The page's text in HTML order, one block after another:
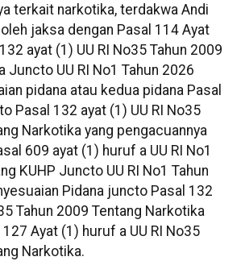
terkait narkotika, terdakwa Andi
jaksa dengan Pasal 114 Ayat
ayat (1) UU RI No35 Tahun 2009
Juncto UU RI No1 Tahun 2026
pidana atau kedua pidana Pasal
Pasal 132 ayat (1) UU RI No35
Narkotika yang pengacuannya
609 ayat (1) huruf a UU RI No1
KUHP Juncto UU RI No1 Tahun
Pidana juncto Pasal 132
Tahun 2009 Tentang Narkotika
Ayat (1) huruf a UU RI No35
Narkotika.